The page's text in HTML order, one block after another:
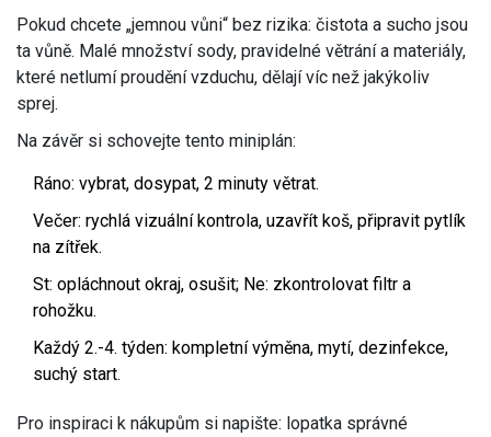
Pokud chcete „jemnou vůni“ bez rizika: čistota a sucho jsou
ta vůně. Malé množství sody, pravidelné větrání a materiály,
které netlumí proudění vzduchu, dělají víc než jakýkoliv
sprej.
Na závěr si schovejte tento miniplán:
Ráno: vybrat, dosypat, 2 minuty větrat.
Večer: rychlá vizuální kontrola, uzavřít koš, připravit pytlík
na zítřek.
St: opláchnout okraj, osušit; Ne: zkontrolovat filtr a
rohožku.
Každý 2.-4. týden: kompletní výměna, mytí, dezinfekce,
suchý start.
Pro inspiraci k nákupům si napište: lopatka správné